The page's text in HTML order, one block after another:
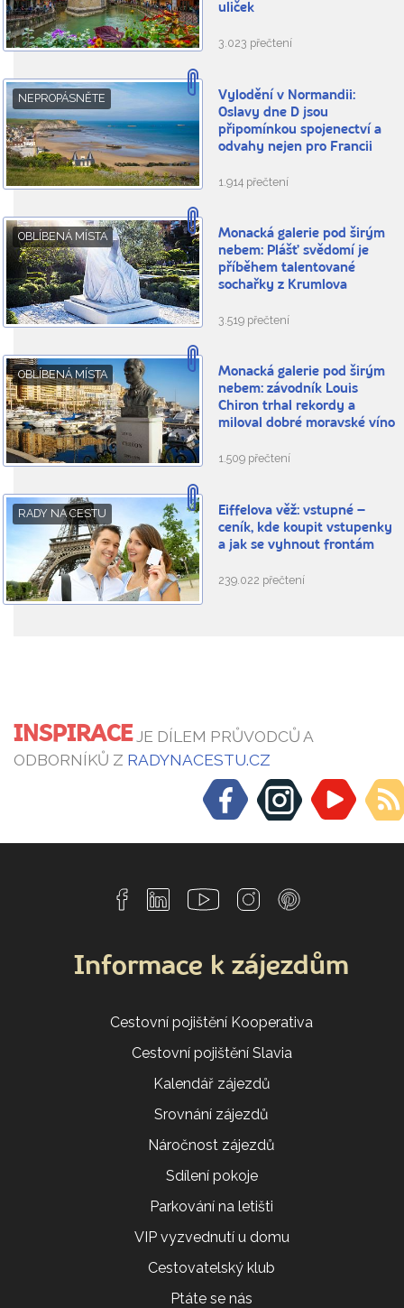
uliček
3.023 přečtení
NEPROPÁSNĚTE
Vylodění v Normandii:
Oslavy dne D jsou
připomínkou spojenectví a
odvahy nejen pro Francii
1.914 přečtení
OBLÍBENÁ MÍSTA
Monacká galerie pod širým
nebem: Plášť svědomí je
příběhem talentované
sochařky z Krumlova
3.519 přečtení
OBLÍBENÁ MÍSTA
Monacká galerie pod širým
nebem: závodník Louis
Chiron trhal rekordy a
miloval dobré moravské víno
1.509 přečtení
RADY NA CESTU
Eiffelova věž: vstupné –
ceník, kde koupit vstupenky
a jak se vyhnout frontám
239.022 přečtení
INSPIRACEJE DÍLEM PRŮVODCŮ A
ODBORNÍKŮ Z RADYNACESTU.CZ
Informace k zájezdům
Cestovní pojištění Kooperativa
Cestovní pojištění Slavia
Kalendář zájezdů
Srovnání zájezdů
Náročnost zájezdů
Sdílení pokoje
Parkování na letišti
VIP vyzvednutí u domu
Cestovatelský klub
Ptáte se nás